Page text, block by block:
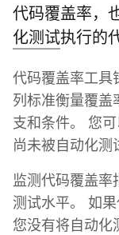
代码覆盖率，
化测试执行的
代码覆盖率工具
列标准衡量覆盖
支和条件。 您
尚未被自动化测
监测代码覆盖率
测试水平。 如
您没有将自动化